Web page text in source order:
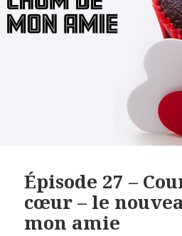
Épisode 27 –
cœur – le
mon amie